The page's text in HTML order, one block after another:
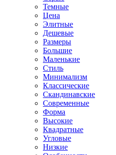
Темные
Цена
Элитные
Дешевые
Размеры
Большие
Маленькие
Стиль
Минимализм
Классические
Скандинавские
Современные
Форма
Высокие
Квадратные
Угловые
Низкие